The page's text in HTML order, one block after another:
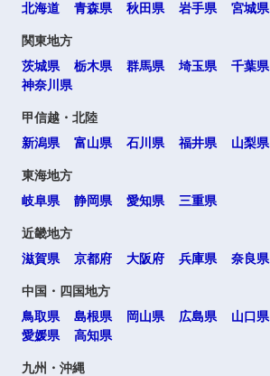
北海道
青森県 秋田県 岩手県 宮城県
関東地方
茨城県
栃木県 群馬県 埼玉県 千葉県
神奈川県
甲信越・北陸
新潟県
富山県 石川県 福井県 山梨県
東海地方
岐阜県
静岡県 愛知県 三重県
近畿地方
滋賀県
京都府 大阪府 兵庫県 奈良県
中国・四国地方
鳥取県
島根県 岡山県 広島県 山口県
愛媛県
高知県
九州・沖縄